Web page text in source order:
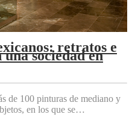
retratos e
sociedad en
de 100 pinturas de mediano y
en los que se…